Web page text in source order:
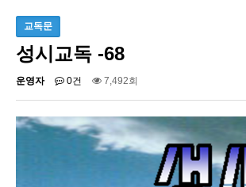
교독문
성시교독 -68
운영자 0건 7,492회